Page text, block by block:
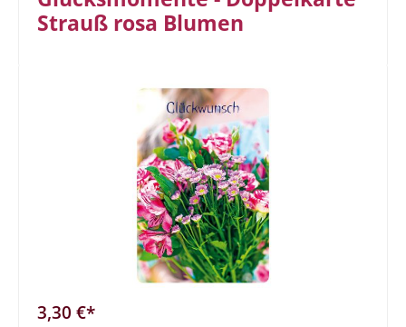
Strauß rosa Blumen
Bildergalerie überspringen
3,30 €*